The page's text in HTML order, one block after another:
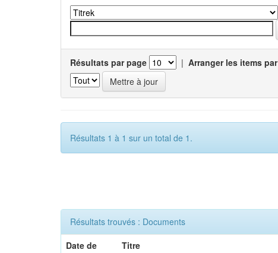
Résultats par page | Arranger les items par
Résultats 1 à 1 sur un total de 1.
Résultats trouvés : Documents
Date de
Titre